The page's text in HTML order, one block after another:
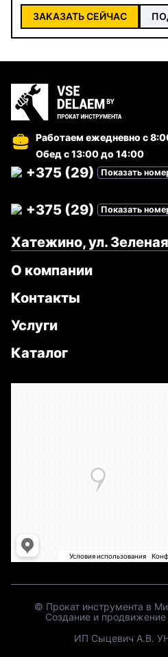
ЗАКАЗАТЬ СЕЙЧАС
Работаем ежедневнос
Обед с 13:00 до 14:00
О компании
Контакты
Услуги
Каталог
+375 (29) Показать
+375 (29) Показать
Хатежино, ул.
© Прокат инструмента в
Создание и продвижение
ИП Сыцевич А.В.